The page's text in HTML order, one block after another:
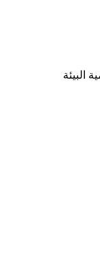
البيئة